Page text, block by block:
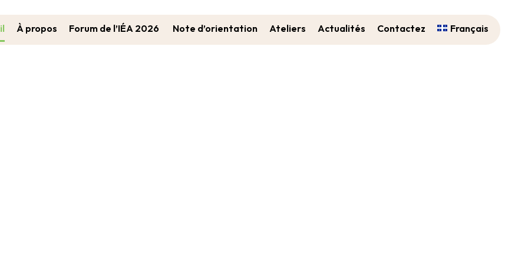
À propos Forum de l’IÉA 2026 Note d’orientation Ateliers Actualités Contactez Français